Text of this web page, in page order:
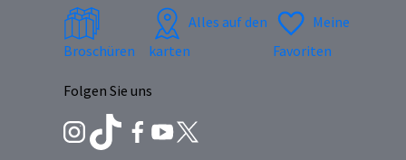
Broschüren
Alles auf den
karten
Meine
Favoriten
Folgen Sie uns